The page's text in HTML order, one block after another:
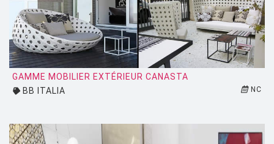
ZAFFERANO
ZANOTTA
ZEUS
GAMME MOBILIER EXTÉRIEUR CANASTA
BB ITALIA
NC